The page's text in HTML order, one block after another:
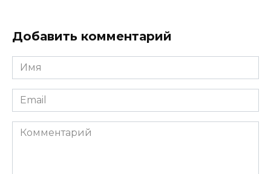
Добавить комментарий
Имя
*
Email
*
Комментарий